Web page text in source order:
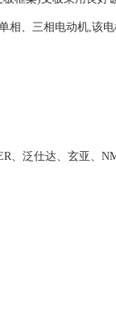
相、三相电动机,该
、泛仕达、玄亚、